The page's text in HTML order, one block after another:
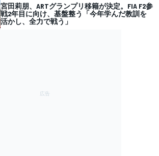
宮田莉朋、ARTグランプリ移籍が決定。FIA F2参
戦2年目に向け、基盤整う「今年学んだ教訓を
活かし、全力で戦う」